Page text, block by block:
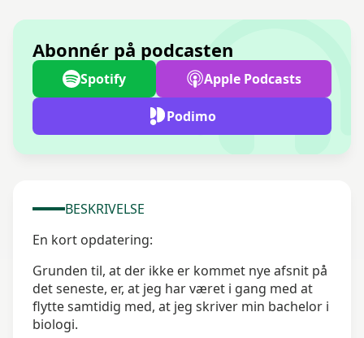
Abonnér på podcasten
Spotify Apple Podcasts
Podimo
BESKRIVELSE
En kort opdatering:
Grunden til, at der ikke er kommet nye afsnit på
det seneste, er, at jeg har været i gang med at
flytte samtidig med, at jeg skriver min bachelor i
biologi.